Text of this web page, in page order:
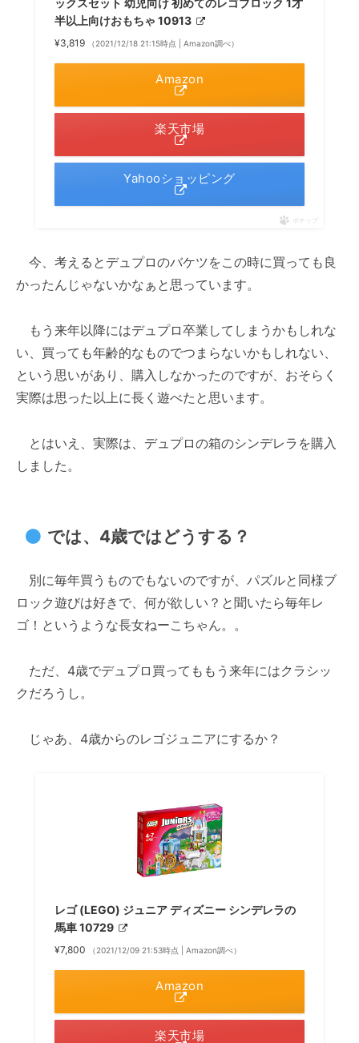
ックスセット 幼児向け 初めてのレゴブロック 1才
半以上向けおもちゃ 10913
¥3,819 （2021/12/18 21:15時点 | Amazon調べ）
Amazon
楽天市場
Yahooショッピング
ポチップ
今、考えるとデュプロのバケツをこの時に買っても良
かったんじゃないかなぁと思っています。
もう来年以降にはデュプロ卒業してしまうかもしれな
い、買っても年齢的なものでつまらないかもしれない、
という思いがあり、購入しなかったのですが、おそらく
実際は思った以上に長く遊べたと思います。
とはいえ、実際は、デュプロの箱のシンデレラを購入
しました。
では、4歳ではどうする？
別に毎年買うものでもないのですが、パズルと同様ブ
ロック遊びは好きで、何が欲しい？と聞いたら毎年レ
ゴ！というような長女ねーこちゃん。。
ただ、4歳でデュプロ買ってももう来年にはクラシッ
クだろうし。
じゃあ、4歳からのレゴジュニアにするか？
レゴ (LEGO) ジュニア ディズニー シンデレラの
馬車 10729
¥7,800 （2021/12/09 21:53時点 | Amazon調べ）
Amazon
楽天市場